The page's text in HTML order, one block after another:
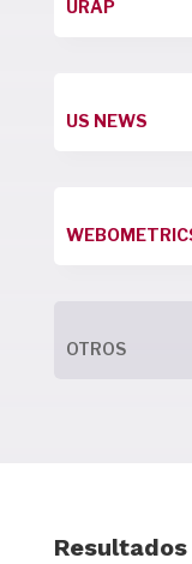
URAP
US NEWS
OTROS